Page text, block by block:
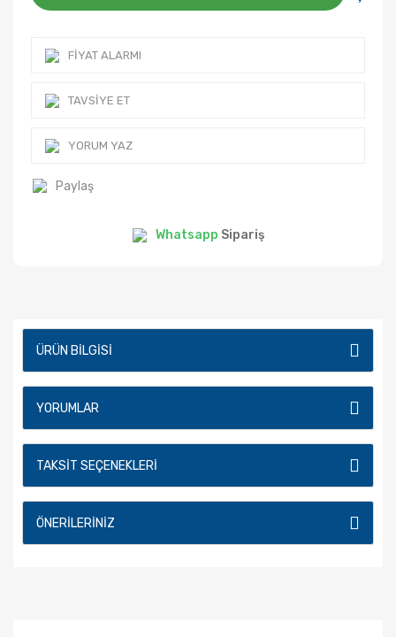
FIYAT ALARMI
TAVSIYE ET
YORUM YAZ
Paylaş
Whatsapp Sipariş
ÜRÜN BILGISI
YORUMLAR
TAKSIT SEÇENEKLERI
ÖNERILERINIZ